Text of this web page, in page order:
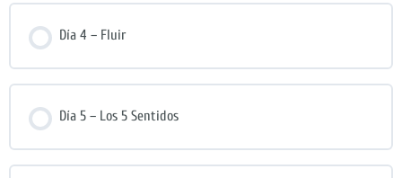
Día 4 – Fluir
Día 5 – Los 5 Sentidos